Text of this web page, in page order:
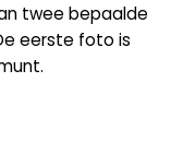
twee bepaalde
eerste foto is